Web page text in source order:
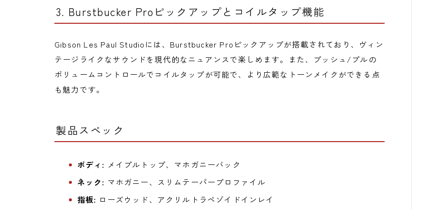
3. Burstbucker Proピックアップとコイルタップ機能
Gibson Les Paul Studioには、Burstbucker Proピックアップが搭載されており、ヴィン
テージライクなサウンドを現代的なニュアンスで楽しめます。また、プッシュ/プルの
ボリュームコントロールでコイルタップが可能で、より広範なトーンメイクができる点
も魅力です。
製品スペック
ボディ: メイプルトップ、マホガニーバック
ネック: マホガニー、スリムテーパープロファイル
指板: ローズウッド、アクリルトラペゾイドインレイ